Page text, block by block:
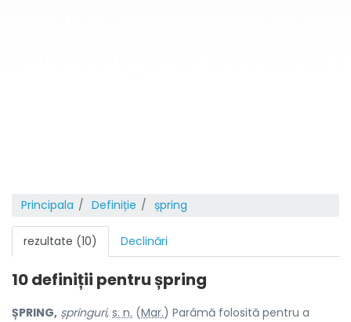
Principala Definiție șpring
rezultate (10) Declinări
10 definiții pentrușpring
ȘPRING, șpringuri, s. n. (Mar.) Parâmă folosită pentru a